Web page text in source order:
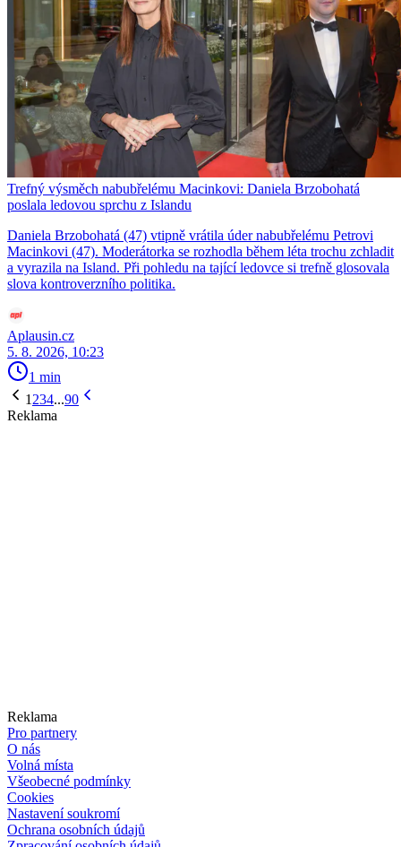
Trefný výsměch nabubřelému Macinkovi: Daniela Brzobohatá
poslala ledovou sprchu z Islandu
Daniela Brzobohatá (47) vtipně vrátila úder nabubřelému Petrovi
Macinkovi (47). Moderátorka se rozhodla během léta trochu zchladit
a vyrazila na Island. Při pohledu na tající ledovce si trefně glosovala
slova kontroverzního politika.
Aplausin.cz
5. 8. 2026, 10:23
1 min
1 234...90
Reklama
Reklama
Pro partnery
O nás
Volná místa
Všeobecné podmínky
Cookies
Nastavení soukromí
Ochrana osobních údajů